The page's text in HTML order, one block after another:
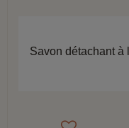
Savon détachant à